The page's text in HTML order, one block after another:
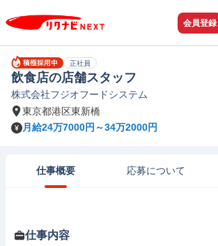
会員登録
正社員
飲食店の店舗スタッフ
株式会社フジオフードシステム
東京都港区東新橋
月給24万7000円～34万2000円
仕事概要 応募について
仕事内容